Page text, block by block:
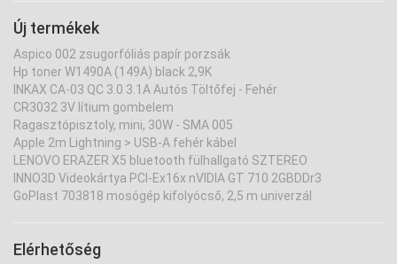
Új termékek
Aspico 002 zsugorfóliás papír porzsák
Hp toner W1490A (149A) black 2,9K
INKAX CA-03 QC 3.0 3.1A Autós Töltőfej - Fehér
CR3032 3V lítium gombelem
Ragasztópisztoly, mini, 30W - SMA 005
Apple 2m Lightning > USB-A fehér kábel
LENOVO ERAZER X5 bluetooth fülhallgató SZTEREO
INNO3D Videokártya PCI-Ex16x nVIDIA GT 710 2GBDDr3
GoPlast 703818 mosógép kifolyócső, 2,5 m univerzál
Elérhetőség